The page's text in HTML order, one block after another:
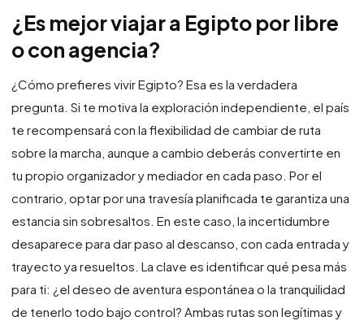
¿Es mejor viajar a Egipto por libre
o con agencia?
¿Cómo prefieres vivir Egipto? Esa es la verdadera
pregunta. Si te motiva la exploración independiente, el país
te recompensará con la flexibilidad de cambiar de ruta
sobre la marcha, aunque a cambio deberás convertirte en
tu propio organizador y mediador en cada paso. Por el
contrario, optar por una travesía planificada te garantiza una
estancia sin sobresaltos. En este caso, la incertidumbre
desaparece para dar paso al descanso, con cada entrada y
trayecto ya resueltos. La clave es identificar qué pesa más
para ti: ¿el deseo de aventura espontánea o la tranquilidad
de tenerlo todo bajo control? Ambas rutas son legítimas y